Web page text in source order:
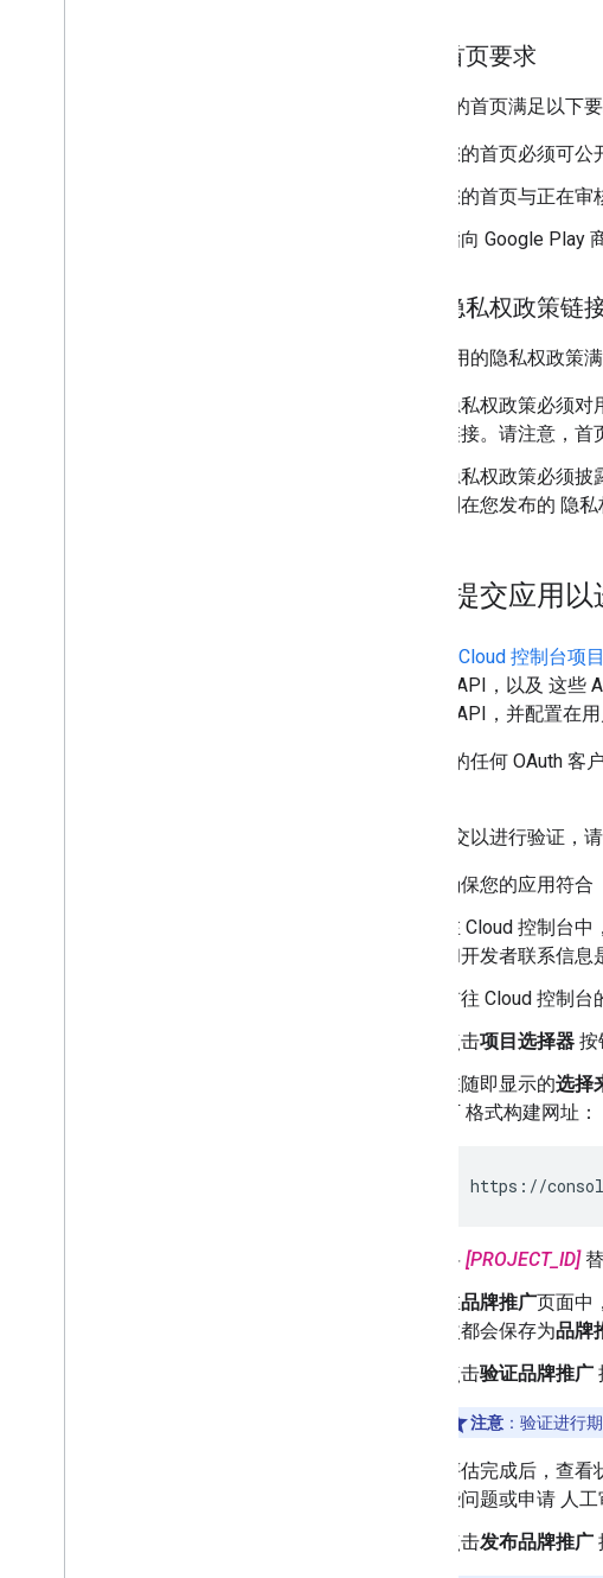
应用首页要求
确保您的首页满足以下要
您的首页必须可
您的首页与正在
指向 Google Play
应用隐私权政策链
确保应用的隐私权政策
隐私权政策必须
链接。请注意，
隐私权政策必须
制在您发布的 隐
如何提交应用
Google Cloud 控制台项目
启用的 API，以及 这些
端配置 API，并配置在
如果您的任何 OAuth
如需提交以进行验证，
确保您的应用符合
在 Cloud 控制台
和开发者联系信
前往 Cloud 控制台
点击项目选择器 按
在随即显示的选择
下 格式构建网址：
https://
将 [PROJECT_ID]替
在品牌推广页面中
改都会保存为品牌
点击验证品牌推广
注意 ：验证进行
评估完成后，查
些问题或申请 人工
点击发布品牌推广